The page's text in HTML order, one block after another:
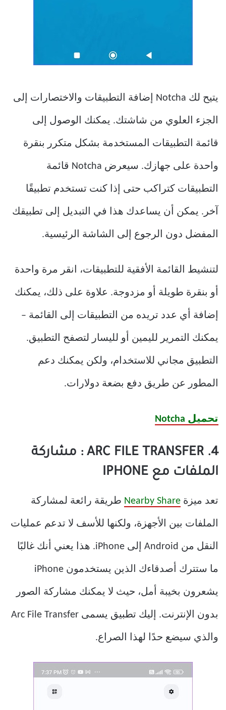
يتيح لك Notcha إضافة التطبيقات والاختصارات إلى
الجزء العلوي من شاشتك. يمكنك الوصول إلى
قائمة التطبيقات المستخدمة بشكل متكرر بنقرة
واحدة على جهازك. سيعرض Notcha قائمة
التطبيقات كتراكب حتى إذا كنت تستخدم تطبيقًا
آخر. يمكن أن يساعدك هذا في التبديل إلى تطبيقك
المفضل دون الرجوع إلى الشاشة الرئيسية.
لتنشيط القائمة الأفقية للتطبيقات، انقر مرة واحدة
أو بنقرة طويلة أو مزدوجة. علاوة على ذلك، يمكنك
إضافة أي عدد تريده من التطبيقات إلى القائمة –
يمكنك التمرير لليمين أو لليسار لتصفح التطبيق.
التطبيق مجاني للاستخدام، ولكن يمكنك دعم
المطور عن طريق دفع بضعة دولارات.
تحميل Notcha
4. ARC FILE TRANSFER : مشاركة
الملفات مع IPHONE
تعد ميزة Nearby Share طريقة رائعة لمشاركة
الملفات بين الأجهزة، ولكنها للأسف لا تدعم عمليات
النقل من Android إلى iPhone. هذا يعني أنك غالبًا
ما ستترك أصدقاءك الذين يستخدمون iPhone
يشعرون بخيبة أمل، حيث لا يمكنك مشاركة الصور
بدون الإنترنت. إليك تطبيق يسمى Arc File Transfer
والذي سيضع حدًا لهذا الصراع.